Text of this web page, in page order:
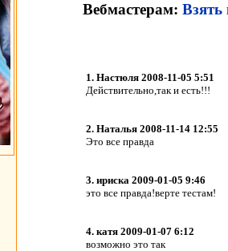
Вебмастерам: Взять
1. Настюля 2008-11-05 5:51
Действительно,так и есть!!!
2. Наталья 2008-11-14 12:55
Это все правда
3. ириска 2009-01-05 9:46
это все правда!верте тестам!
4. катя 2009-01-07 6:12
возможно это так